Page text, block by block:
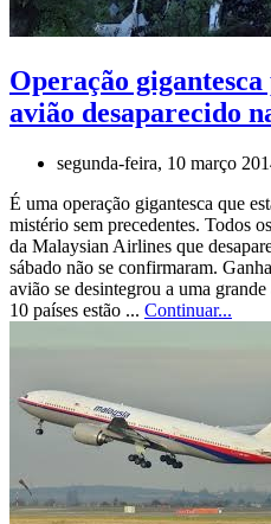
Operação
avião desaparecido
segunda-feira, 10 março
É uma operação gigantesca que
mistério sem precedentes. Todos
da Malaysian Airlines que
sábado não se confirmaram.
avião se desintegrou a uma
10 países estão ... Continuar...